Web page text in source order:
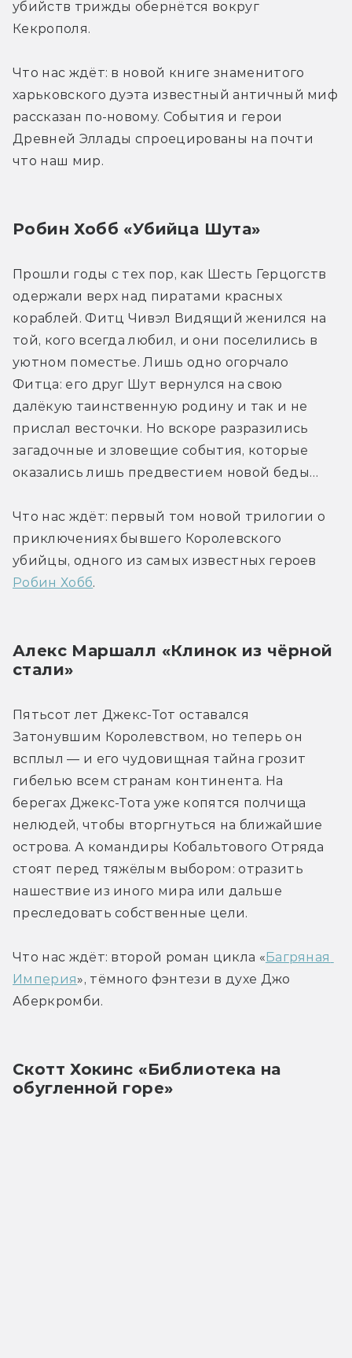
убийств трижды обернётся вокруг
Кекрополя.
Что нас ждёт: в новой книге знаменитого
харьковского дуэта известный античный миф
рассказан по-новому. События и герои
Древней Эллады спроецированы на почти
что наш мир.
Робин Хобб «Убийца Шута»
Прошли годы с тех пор, как Шесть Герцогств
одержали верх над пиратами красных
кораблей. Фитц Чивэл Видящий женился на
той, кого всегда любил, и они поселились в
уютном поместье. Лишь одно огорчало
Фитца: его друг Шут вернулся на свою
далёкую таинственную родину и так и не
прислал весточки. Но вскоре разразились
загадочные и зловещие события, которые
оказались лишь предвестием новой беды…
Что нас ждёт: первый том новой трилогии о
приключениях бывшего Королевского
Робин Хобб.
Алекс Маршалл «Клинок из чёрной
стали»
Пятьсот лет Джекс-Тот оставался
Затонувшим Королевством, но теперь он
всплыл — и его чудовищная тайна грозит
гибелью всем странам континента. На
берегах Джекс-Тота уже копятся полчища
нелюдей, чтобы вторгнуться на ближайшие
острова. А командиры Кобальтового Отряда
стоят перед тяжёлым выбором: отразить
нашествие из иного мира или дальше
преследовать собственные цели.
Что нас ждёт: второй роман цикла «Багряная
Империя», тёмного фэнтези в духе Джо
Аберкромби.
Скотт Хокинс «Библиотека на
обугленной горе»